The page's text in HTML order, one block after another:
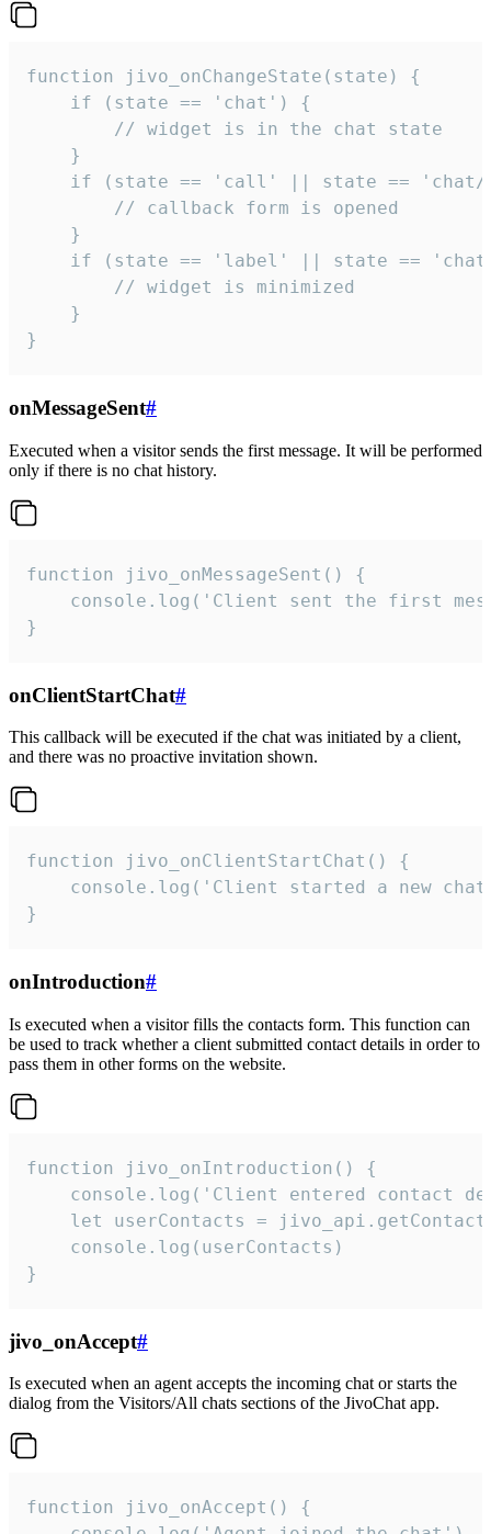
function jivo_onChangeState(state) {
    if (state == 'chat') {
        // widget is in the chat state
    }
if (state == 'call' || state ==
        // callback form is opened
    }
if (state == 'label' || state ==
        // widget is minimized
    }
}
onMessageSent#
Executed when a visitor sends the first message. It will be performed
only if there is no chat history.
function jivo_onMessageSent() {
console.log('Client sent the first
}
onClientStartChat#
This callback will be executed if the chat was initiated by a client,
and there was no proactive invitation shown.
function jivo_onClientStartChat() {
console.log('Client started a new
}
onIntroduction#
Is executed when a visitor fills the contacts form. This function can
be used to track whether a client submitted contact details in order to
pass them in other forms on the website.
function jivo_onIntroduction() {
console.log('Client entered contact
let userContacts =
    console.log(userContacts)
}
jivo_onAccept#
Is executed when an agent accepts the incoming chat or starts the
dialog from the Visitors/All chats sections of the JivoChat app.
function jivo_onAccept() {